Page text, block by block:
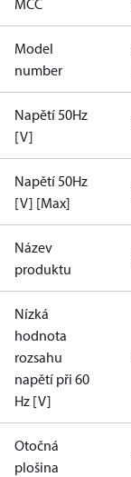
MCC
Model
number
Napětí 50Hz
[V]
Napětí 50Hz
[V] [Max]
Název
produktu
Nízká
hodnota
rozsahu
napětí při 60
Hz [V]
Otočná
plošina